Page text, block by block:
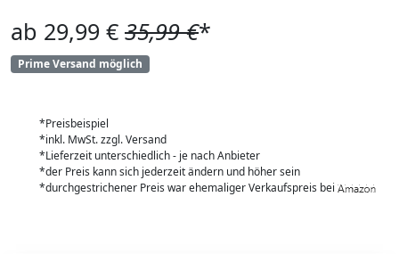
ab 29,99 € 35,99 €*
Prime Versand möglich
*Preisbeispiel
*inkl. MwSt. zzgl. Versand
*Lieferzeit unterschiedlich - je nach Anbieter
*der Preis kann sich jederzeit ändern und höher sein
*durchgestrichener Preis war ehemaliger Verkaufspreis bei